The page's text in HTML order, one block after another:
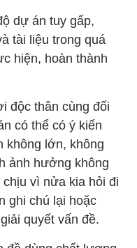
dự án tuy gấp,
tài liệu trong quá
hiện, hoàn thành
độc thân cùng đối
có thể có ý kiến
không lớn, không
ảnh hưởng không
vì nửa kia hỏi đi
ghi chú lại hoặc
quyết vấn đề.